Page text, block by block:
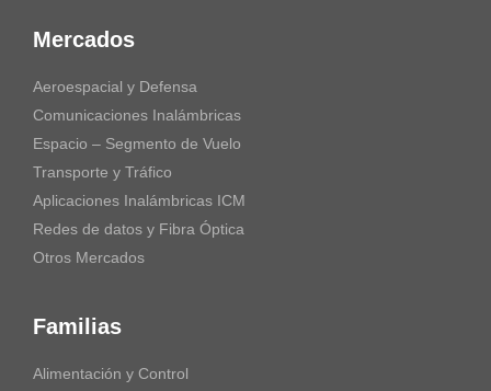
Mercados
Aeroespacial y Defensa
Comunicaciones Inalámbricas
Espacio – Segmento de Vuelo
Transporte y Tráfico
Aplicaciones Inalámbricas ICM
Redes de datos y Fibra Óptica
Otros Mercados
Familias
Alimentación y Control